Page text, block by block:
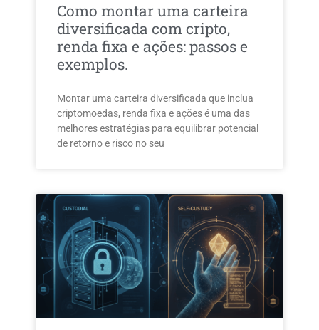
Como montar uma carteira
diversificada com cripto,
renda fixa e ações: passos e
exemplos.
Montar uma carteira diversificada que inclua
criptomoedas, renda fixa e ações é uma das
melhores estratégias para equilibrar potencial
de retorno e risco no seu